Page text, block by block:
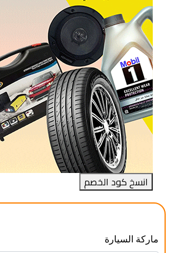
انسخ كود الخصم
ماركة السيارة